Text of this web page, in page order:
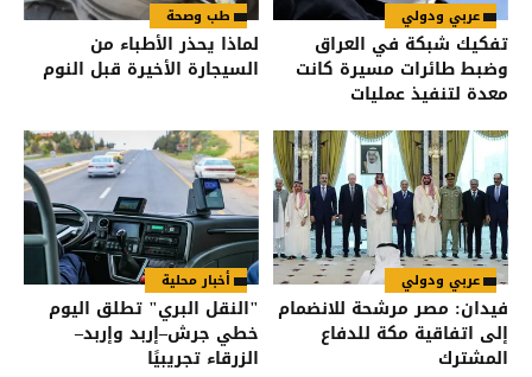
عربي ودولي
تفكيك شبكة في العراق
وضبط طائرات مسيرة كانت
معدة لتنفيذ عمليات
طب وصحة
لماذا يحذر الأطباء من
السيجارة الأخيرة قبل النوم
عربي ودولي
فيدان: مصر مرشحة للانضمام
إلى اتفاقية مكة للدفاع
المشترك
أخبار محلية
"النقل البري" تطلق اليوم
خطي جرش–إربد وإربد–
الزرقاء تجريبيًا